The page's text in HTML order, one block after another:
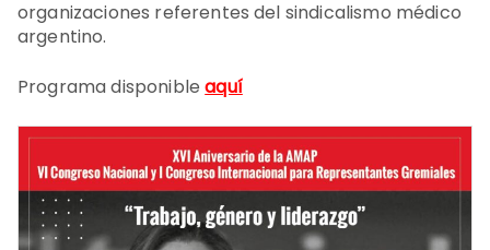
organizaciones referentes del sindicalismo médico
argentino.
Programa disponibleaquí